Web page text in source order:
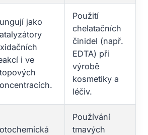
jako
i ve
Použití
chelatačních
činidel (např.
EDTA) při
výrobě
kosmetiky a
léčiv.
Používání
tmavých